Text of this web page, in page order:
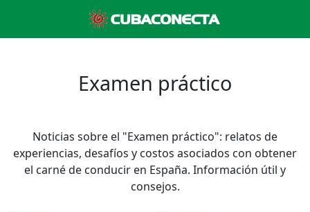
Examen práctico
Noticias sobre el "Examen práctico": relatos de
experiencias, desafíos y costos asociados con obtener
el carné de conducir en España. Información útil y
consejos.